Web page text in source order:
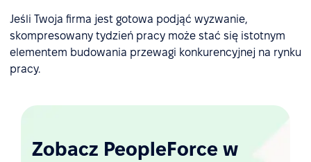
Jeśli Twoja firma jest gotowa podjąć wyzwanie,
skompresowany tydzień pracy może stać się istotnym
elementem budowania przewagi konkurencyjnej na rynku
pracy.
Zobacz PeopleForce w